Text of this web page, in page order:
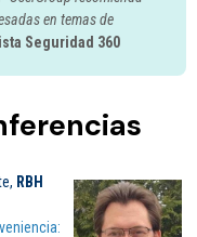
en temas de
Seguridad 360
RBH